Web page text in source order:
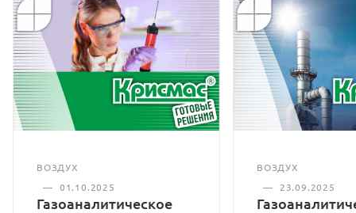
ВОЗДУХ
— 01.10.2025
Газоаналитическое
ВОЗДУХ
—
23.09.2025